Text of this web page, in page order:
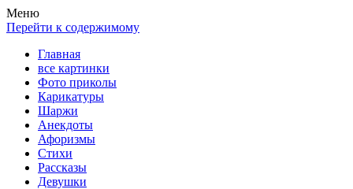
Весела хата — прикольные картинки, смешные истории, клипы!
Покажем всем ваши фото приколы, карикатуры, шаржи, стихи,
Меню
Перейти к содержимому
Главная
все картинки
Фото приколы
Карикатуры
Шаржи
Анекдоты
Афоризмы
Стихи
Рассказы
Девушки